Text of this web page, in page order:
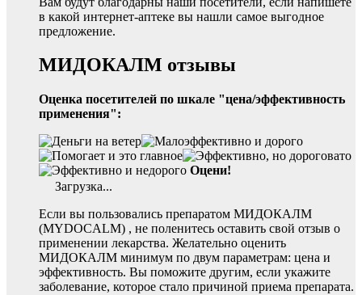
в какой интернет-аптеке вы нашли самое выгодное
предложение.
МИДОКАЛМ отзывы
Оценка посетителей по шкале "цена/эффективность
применения":
Оцени!
Загрузка...
Если вы пользовались препаратом МИДОКАЛМ
(MYDOCALM) , не поленитесь оставить свой отзыв о
применении лекарства. Желательно оценить
МИДОКАЛМ минимум по двум параметрам: цена и
эффективность. Вы поможите другим, если укажите
заболевание, которое стало причиной приема препарата.